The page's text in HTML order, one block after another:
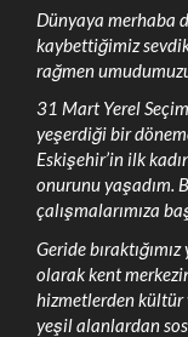
Dünyaya merhaba
kaybettiğimiz
rağmen
31 Mart Yerel
yeşerdiği bir
Eskişehir’in ilk
onurunu yaşadım.
çalışmalarımıza
Geride
olarak kent
hizmetlerden kültür
yeşil alanlardan